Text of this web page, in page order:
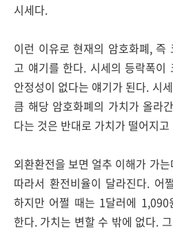
시세다.
이런 이유로 현재의 암호화폐, 즉
고 얘기를 한다. 시세의 등락폭이
안정성이 없다는 얘기가 된다. 시
큼 해당 암호화폐의 가치가 올라
다는 것은 반대로 가치가 떨어지
외환환전을 보면 얼추 이해가 가
따라서 환전비율이 달라진다. 어
하지만 어쩔 때는 1달러에
한다. 가치는 변할 수 밖에 없다.